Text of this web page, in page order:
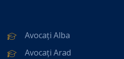
Avocați Alba
Avocați Arad